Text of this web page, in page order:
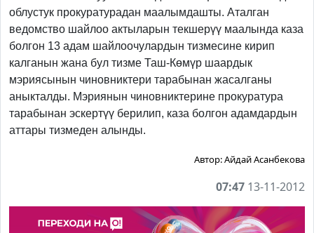
облустук прокуратурадан маалымдашты. Аталган
ведомство шайлоо актыларын текшерүү маалында каза
болгон 13 адам шайлоочулардын тизмесине кирип
калганын жана бул тизме Таш-Көмүр шаардык
мэриясынын чиновниктери тарабынан жасалганы
аныкталды. Мэриянын чиновниктерине прокуратура
тарабынан эскертүү берилип, каза болгон адамдардын
аттары тизмеден алынды.
Автор:Айдай Асанбекова
07:47 13-11-2012